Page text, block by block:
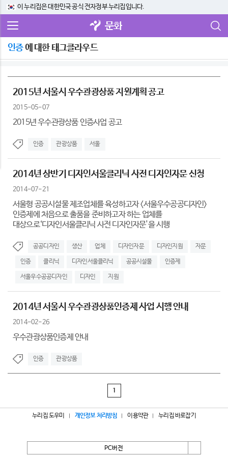
이 누리집은 대한민국 공식 전자정부 누리집입니다.
문화
인증에 대한 태그클라우드
2015년 서울시 우수관광상품 지원계획 공고
2015-05-07
2015년 우수관광상품 인증사업 공고
인증 관광상품 서울
2014년 상반기 디자인서울클리닉 사전 디자인자문 신청
2014-07-21
서울형 공공시설물 제조업체를 육성하고자 <서울우수공공디자인>
인증제에 처음으로 출품을 준비하고자 하는 업체를
대상으로‘디자인서울클리닉 사전 디자인자문'을 시행
공공디자인 생산 업체 디자인자문 디자인지원 자문
인증 클리닉 디자인서울클리닉 공공시설물 인증제
서울우수공공디자인 디자인 지원
2014년 서울시 우수관광상품인증제 사업 시행 안내
2014-02-26
우수관광상품인증제 안내
인증 관광상품
1
누리집 도우미 개인정보 처리방침 이용약관 누리집 바로잡기
PC버전